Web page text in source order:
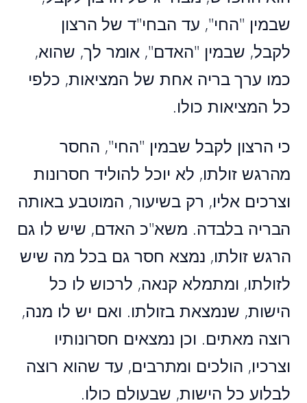
שבמין "החי", עד הבחי"ד של הרצון
לקבל, שבמין "האדם", אומר לך, שהוא,
כמו ערך בריה אחת של המציאות, כלפי
כל המציאות כולו.
כי הרצון לקבל שבמין "החי", החסר
מהרגש זולתו, לא יוכל להוליד חסרונות
וצרכים אליו, רק בשיעור, המוטבע באותה
הבריה בלבדה. משא"כ האדם, שיש לו גם
הרגש זולתו, נמצא חסר גם בכל מה שיש
לזולתו, ומתמלא קנאה, לרכוש לו כל
הישות, שנמצאת בזולתו. ואם יש לו מנה,
רוצה מאתים. וכן נמצאים חסרונותיו
וצרכיו, הולכים ומתרבים, עד שהוא רוצה
לבלוע כל הישות, שבעולם כולו.